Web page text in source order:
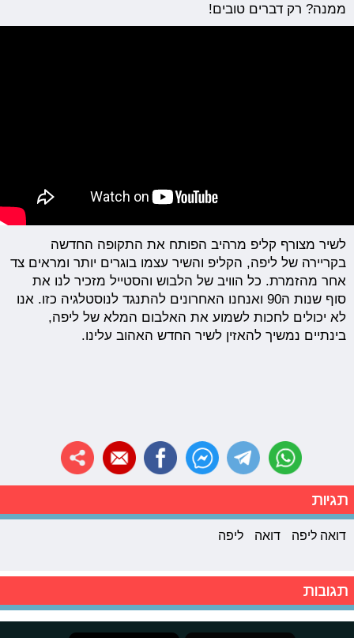
ממנה? רק דברים טובים!
לשיר מצורף קליפ מרהיב הפותח את התקופה החדשה
בקריירה של ליפה, הקליפ והשיר עצמו בוגרים יותר ומראים צד
אחר מהזמרת. כל הוויב של הלבוש והסטייל מזכיר לנו את
סוף שנות ה90 ואנחנו האחרונים להתנגד לנוסטלגיה כזו. אנו
לא יכולים לחכות לשמוע את האלבום המלא של ליפה,
בינתיים נמשיך להאזין לשיר החדש האהוב עלינו.
תגיות
דואה ליפה דואה ליפה
תגובות